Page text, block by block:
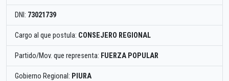
DNI: 73021739
Cargo al que postula: CONSEJERO REGIONAL
Partido/Mov. que representa: FUERZA POPULAR
Gobierno Regional: PIURA